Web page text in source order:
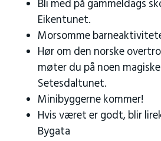
Bli med på gammeldags
Eikentunet.
Morsomme
Hør om den norske
møter du på noen
Setesdaltunet.
Minibyggerne kommer!
Hvis været er godt, blir
Bygata